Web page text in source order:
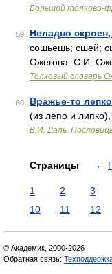
Большой толково-
59 Неладно
сошьёшь; сшей;
Ожегова. С.И.
Толковый словарь
60 Вражье-то
(из лепо и
В.И. Даль.
Страницы ←
1 2 3
10
11 12
© Академик, 2000-2026
Обратная связь: